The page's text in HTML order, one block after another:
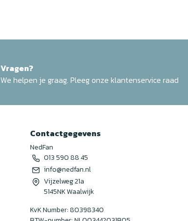
Vragen?
We helpen je graag. Pleeg onze klantenservice raad
Contactgegevens
NedFan
013 590 88 45
info@nedfan.nl
Vijzelweg 21a
5145NK Waalwijk
KvK Number: 80398340